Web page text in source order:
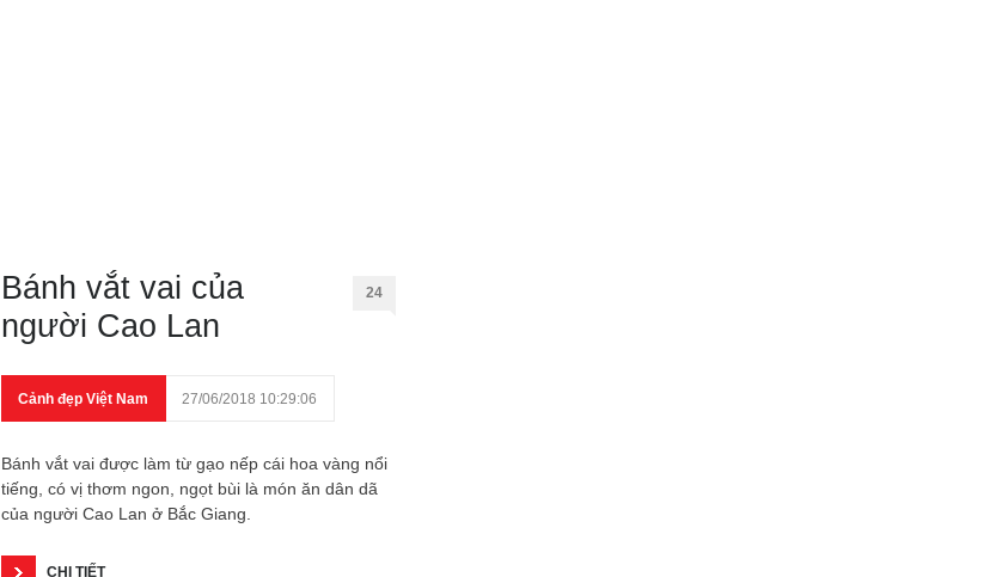
Bánh vắt vai của
người Cao Lan
24
Cảnh đẹp Việt Nam 27/06/2018 10:29:06
Bánh vắt vai được làm từ gạo nếp cái hoa vàng nổi
tiếng, có vị thơm ngon, ngọt bùi là món ăn dân dã
của người Cao Lan ở Bắc Giang.
CHI TIẾT